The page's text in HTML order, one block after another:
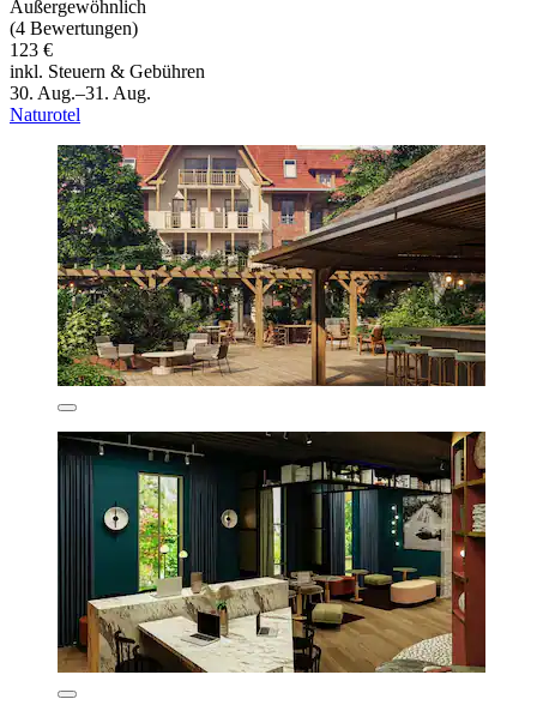
Außergewöhnlich
(4 Bewertungen)
123 €
inkl. Steuern & Gebühren
30. Aug.–31. Aug.
Naturotel